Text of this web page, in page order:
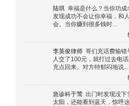
陆琪 幸福是什么？当你功成
发现成功不会让你幸福，和
会。当你赚到很多钱时…
李英俊律师 哥们充话费输错
人交了100元，就打过去电
充点回来。对方特郁闷地说…
急诊科于莺 出门时发现没下
太阳，还能看到蓝天，惊呼